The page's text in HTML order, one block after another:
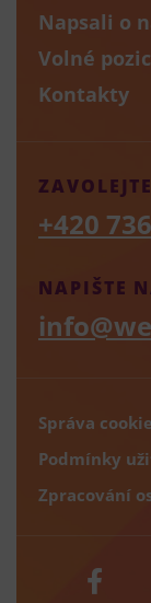
Napsali o
Volné
Kontakty
NAPIŠTE
+420
Správa
Podmínky
Zpracování